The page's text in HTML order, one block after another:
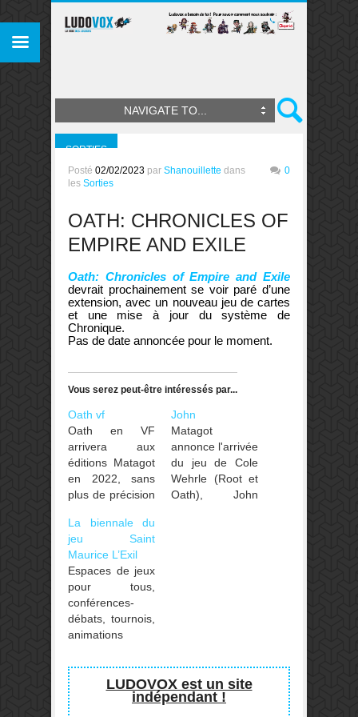
NAVIGATE TO...
SORTIES
Posté 02/02/2023 par Shanouillette dans
les Sorties
0
OATH: CHRONICLES OF
EMPIRE AND EXILE
Oath: Chronicles of Empire and Exile
devrait prochainement se voir paré d’une
extension, avec un nouveau jeu de cartes
et une mise à jour du système de
Chronique.
Pas de date annoncée pour le moment.
Vous serez peut-être intéressés par...
Oath vf
Oath en VF
arrivera aux
éditions Matagot
en 2022, sans
plus de précision
Oath: Chronicles
of Empire and
Exile, de son
nom complet,
imaginé par Cole
Wehrle est un
jeu de plateau
de stratégie pour
dont dame Shan
vous parlait par
ici !
John
Matagot
annonce l'arrivée
du jeu de Cole
Wehrle (Root et
Oath), John
la responsabilité
d’une seule et
même
La biennale du
jeu Saint
Maurice L’Exil
Espaces de jeux
pour tous,
conférences-
débats, tournois,
animations
constructions
LEGO... La
biennale du jeu,
LUDOVOX est un site
indépendant !